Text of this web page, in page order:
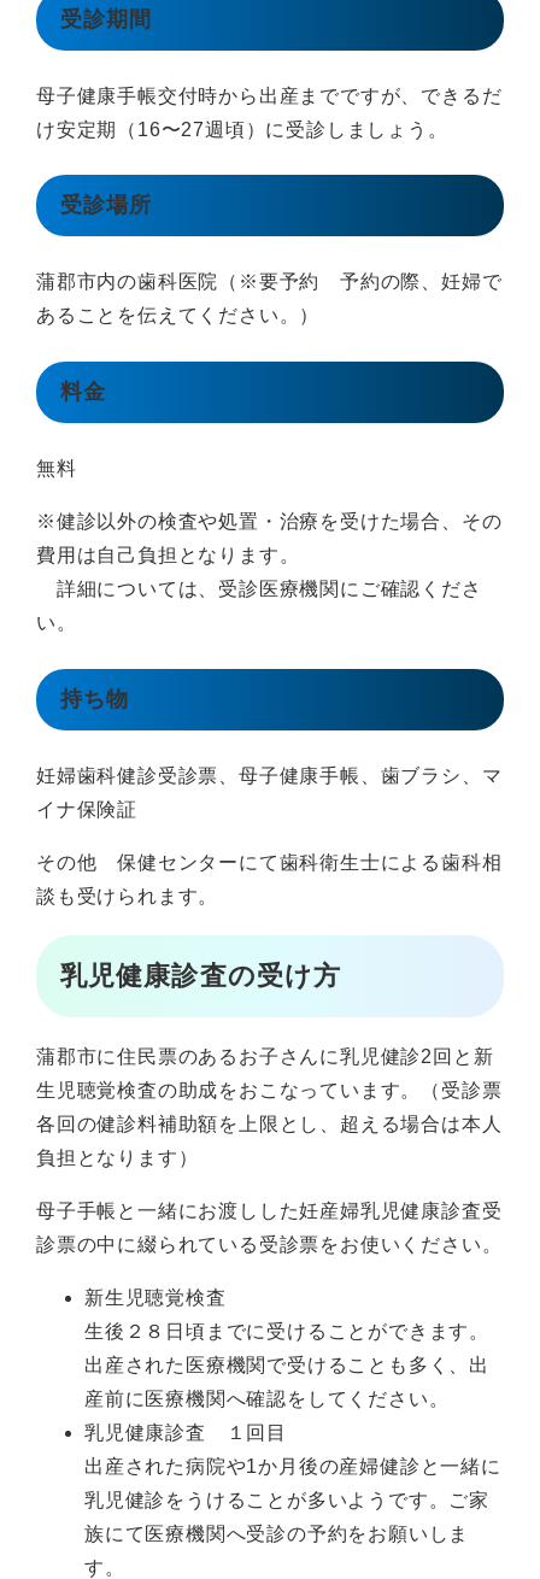
受診期間
母子健康手帳交付時から出産までですが、できるだ
け安定期（16〜27週頃）に受診しましょう。
受診場所
蒲郡市内の歯科医院（※要予約 予約の際、妊婦で
あることを伝えてください。）
料金
無料
※健診以外の検査や処置・治療を受けた場合、その
費用は自己負担となります。
詳細については、受診医療機関にご確認くださ
い。
持ち物
妊婦歯科健診受診票、母子健康手帳、歯ブラシ、マ
イナ保険証
その他 保健センターにて歯科衛生士による歯科相
談も受けられます。
乳児健康診査の受け方
蒲郡市に住民票のあるお子さんに乳児健診2回と新
生児聴覚検査の助成をおこなっています。（受診票
各回の健診料補助額を上限とし、超える場合は本人
負担となります）
母子手帳と一緒にお渡しした妊産婦乳児健康診査受
診票の中に綴られている受診票をお使いください。
新生児聴覚検査
生後２８日頃までに受けることができます。
出産された医療機関で受けることも多く、出
産前に医療機関へ確認をしてください。
乳児健康診査 １回目
出産された病院や1か月後の産婦健診と一緒に
乳児健診をうけることが多いようです。ご家
族にて医療機関へ受診の予約をお願いしま
す。